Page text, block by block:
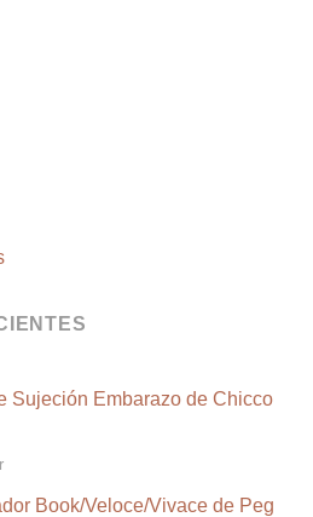
Sujeción Embarazo de Chicco
Book/Veloce/Vivace de Peg